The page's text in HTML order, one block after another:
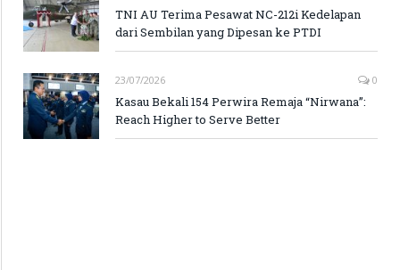
TNI AU Terima Pesawat NC-212i Kedelapan
dari Sembilan yang Dipesan ke PTDI
23/07/2026 0
Kasau Bekali 154 Perwira Remaja “Nirwana”:
Reach Higher to Serve Better